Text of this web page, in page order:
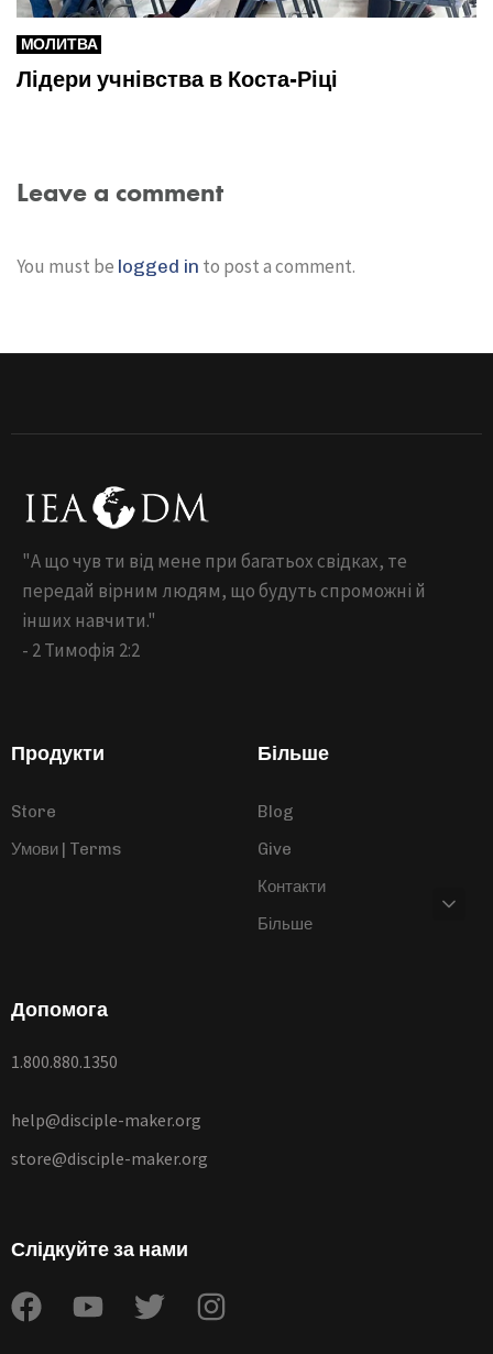
МОЛИТВА
Лідери учнівства в Коста-Ріці
Leave a comment
You must be logged in to post a comment.
"А що чув ти від мене при багатьох свідках, те
передай вірним людям, що будуть спроможні й
інших навчити."
- 2 Тимофія 2:2
Продукти
Store
Умови | Terms
Більше
Blog
Give
Контакти
Більше
Допомога
1.800.880.1350
help@disciple-maker.org
store@disciple-maker.org
Слідкуйте за нами